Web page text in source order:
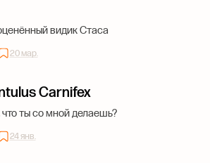
видик Стаса
20 мар.
Carnifex
ты со мной делаешь?
24 янв.